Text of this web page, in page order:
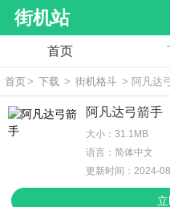
街机站
首页
首页> 下载 > 街机格斗 > 阿凡达
阿凡达弓箭手
大小：31.1MB
语言：简体中文
更新时间：2024-